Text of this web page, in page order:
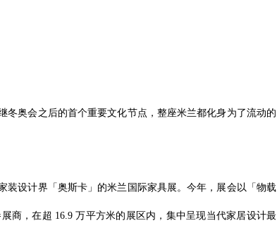
冬奥会之后的首个重要文化节点，整座米兰都化身为了流动的
装设计界「奥斯卡」的米兰国际家具展。今年，展会以「物载
商，在超 16.9 万平方米的展区内，集中呈现当代家居设计最